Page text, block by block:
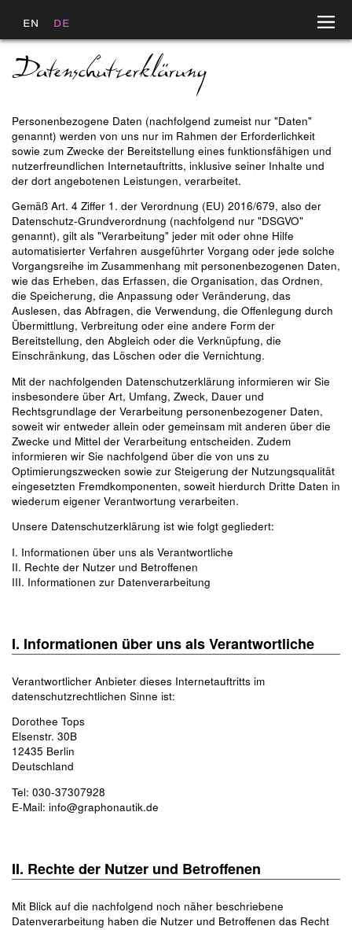
en de
Personenbezogene Daten (nachfolgend zumeist nur "Daten"
genannt) werden von uns nur im Rahmen der Erforderlichkeit
sowie zum Zwecke der Bereitstellung eines funktionsfähigen und
nutzerfreundlichen Internetauftritts, inklusive seiner Inhalte und
der dort angebotenen Leistungen, verarbeitet.
Gemäß Art. 4 Ziffer 1. der Verordnung (EU) 2016/679, also der
Datenschutz-Grundverordnung (nachfolgend nur "DSGVO"
genannt), gilt als "Verarbeitung" jeder mit oder ohne Hilfe
automatisierter Verfahren ausgeführter Vorgang oder jede solche
Vorgangsreihe im Zusammenhang mit personenbezogenen Daten,
wie das Erheben, das Erfassen, die Organisation, das Ordnen,
die Speicherung, die Anpassung oder Veränderung, das
Auslesen, das Abfragen, die Verwendung, die Offenlegung durch
Übermittlung, Verbreitung oder eine andere Form der
Bereitstellung, den Abgleich oder die Verknüpfung, die
Einschränkung, das Löschen oder die Vernichtung.
Mit der nachfolgenden Datenschutzerklärung informieren wir Sie
insbesondere über Art, Umfang, Zweck, Dauer und
Rechtsgrundlage der Verarbeitung personenbezogener Daten,
soweit wir entweder allein oder gemeinsam mit anderen über die
Zwecke und Mittel der Verarbeitung entscheiden. Zudem
informieren wir Sie nachfolgend über die von uns zu
Optimierungszwecken sowie zur Steigerung der Nutzungsqualität
eingesetzten Fremdkomponenten, soweit hierdurch Dritte Daten in
wiederum eigener Verantwortung verarbeiten.
Unsere Datenschutzerklärung ist wie folgt gegliedert:
I. Informationen über uns als Verantwortliche
II. Rechte der Nutzer und Betroffenen
III. Informationen zur Datenverarbeitung
I. Informationen über uns als Verantwortliche
Verantwortlicher Anbieter dieses Internetauftritts im
datenschutzrechtlichen Sinne ist:
Dorothee Tops
Elsenstr. 30B
12435 Berlin
Deutschland
Tel: 030-37307928
E-Mail: info@graphonautik.de
II. Rechte der Nutzer und Betroffenen
Mit Blick auf die nachfolgend noch näher beschriebene
Datenverarbeitung haben die Nutzer und Betroffenen das Recht